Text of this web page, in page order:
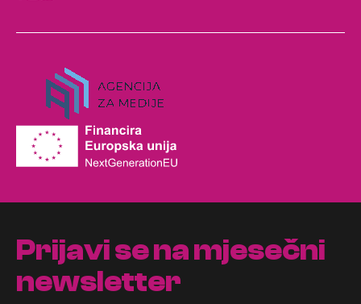
Prijavi se na mjesečni
newsletter